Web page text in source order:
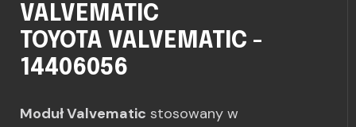
VALVEMATIC
TOYOTA VALVEMATIC -
14406056
Moduł Valvematic stosowany w